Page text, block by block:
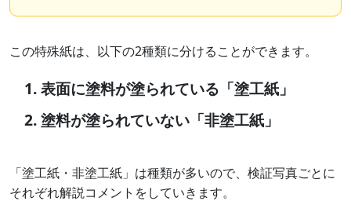
この特殊紙は、以下の2種類に分けることができます。
表面に塗料が塗られている「塗工紙」
塗料が塗られていない「非塗工紙」
「塗工紙・非塗工紙」は種類が多いので、検証写真ごとに
それぞれ解説コメントをしていきます。